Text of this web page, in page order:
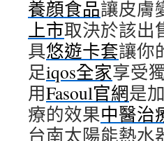
養顔食品讓皮膚
上市取決於該出
具悠遊卡套讓你
足iqos全家享受
用Fasoul官網是
療的效果中醫治
台南太陽能熱水